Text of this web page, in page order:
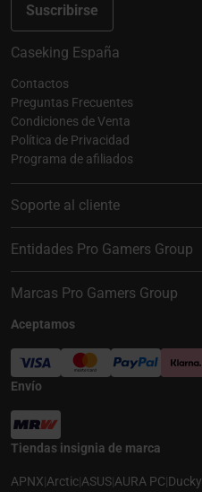
Suscribirse
Caseking España
Contactos
Preguntas Frecuentes
Condiciones de Venta
Política de Privacidad
Programa de afiliados
Soporte al cliente
Entidades Pro Gamers Group
Marcas Pro Gamers Group
Aceptamos
Envío
Tiendas insignia de marca
APNX|Arctic|ASUS|AURA PC|Ducky